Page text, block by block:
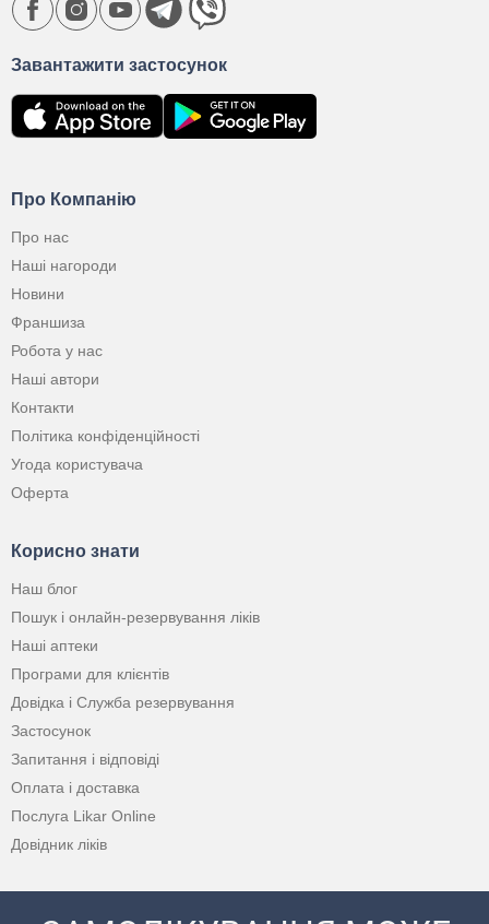
Про Компанію
Про нас
Наші нагороди
Новини
Франшиза
Робота у нас
Наші автори
Контакти
Політика конфіденційності
Угода користувача
Оферта
Корисно знати
Наш блог
Пошук і онлайн-резервування ліків
Наші аптеки
Програми для клієнтів
Довідка і Служба резервування
Застосунок
Запитання і відповіді
Оплата і доставка
Послуга Likar Online
Довідник ліків
Завантажити застосунок